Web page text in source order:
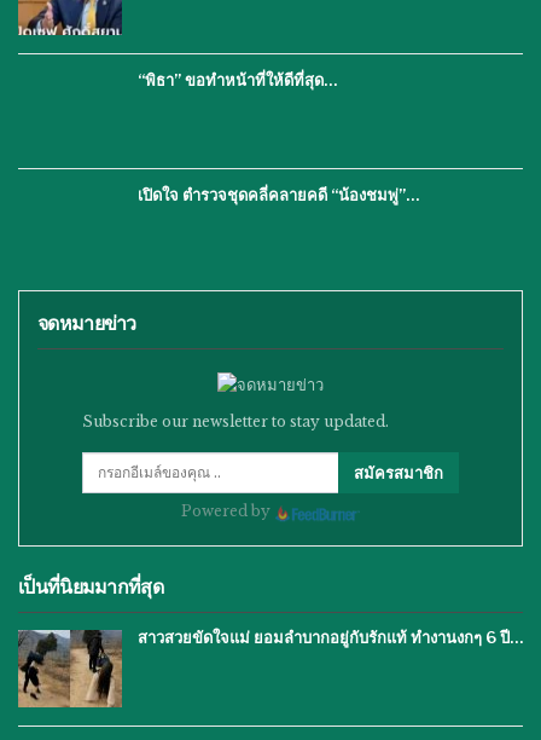
“พิธา” ขอทำหน้าที่ให้ดีที่สุด…
เปิดใจ ตำรวจชุดคลี่คลายคดี “น้องชมพู่”…
จดหมายข่าว
Subscribe our newsletter to stay updated.
สมัครสมาชิก
Powered by
เป็นที่นิยมมากที่สุด
สาวสวยขัดใจแม่ ยอมลำบากอยู่กับรักแท้ ทำงานงกๆ 6 ปี…